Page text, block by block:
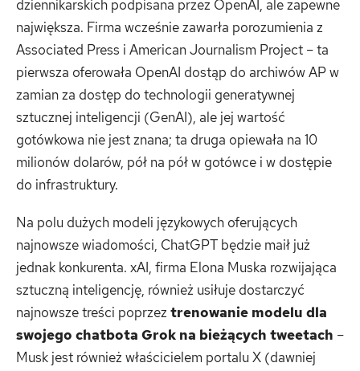
dziennikarskich podpisana przez OpenAI, ale zapewne
największa. Firma wcześnie zawarła porozumienia z
Associated Press i American Journalism Project – ta
pierwsza oferowała OpenAI dostąp do archiwów AP w
zamian za dostęp do technologii generatywnej
sztucznej inteligencji (GenAI), ale jej wartość
gotówkowa nie jest znana; ta druga opiewała na 10
milionów dolarów, pół na pół w gotówce i w dostępie
do infrastruktury.
Na polu dużych modeli językowych oferujących
najnowsze wiadomości, ChatGPT będzie maił już
jednak konkurenta. xAI, firma Elona Muska rozwijająca
sztuczną inteligencję, również usiłuje dostarczyć
najnowsze treści poprzez trenowanie modelu dla
swojego chatbota Grok na bieżących tweetach –
Musk jest również właścicielem portalu X (dawniej